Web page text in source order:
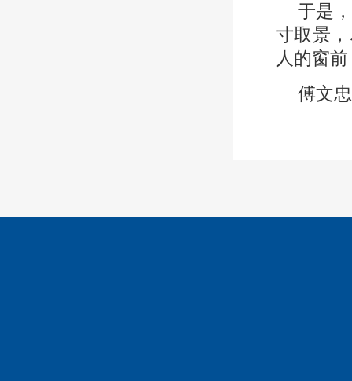
于是
寸取景
人的窗
傅文